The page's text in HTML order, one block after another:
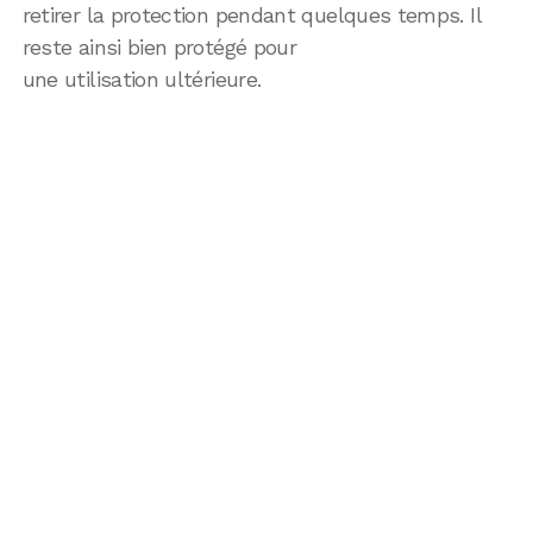
retirer la protection pendant quelques temps. Il
reste ainsi bien protégé pour
une utilisation ultérieure.